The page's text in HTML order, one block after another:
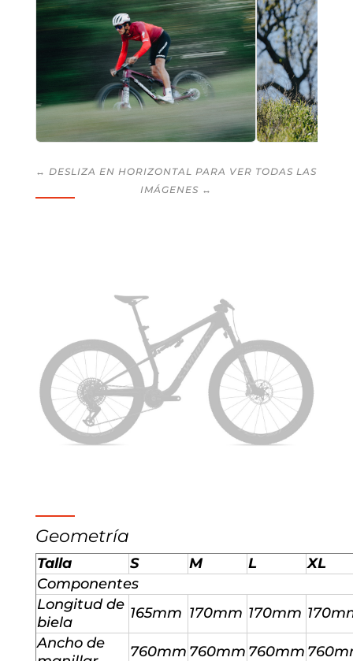
↔ DESLIZA EN HORIZONTAL PARA VER TODAS LAS
IMÁGENES ↔
Geometría
Talla S M L
XL
Componentes
Longitud de
biela
165mm 170mm 170mm
Ancho de
760mm 760mm 760mm